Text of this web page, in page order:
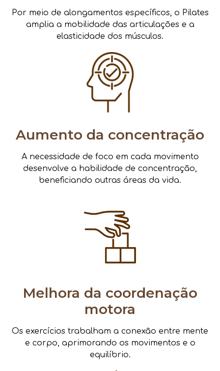
Por meio de alongamentos específicos, o Pilates
amplia a mobilidade das articulações e a
elasticidade dos músculos.
Aumento da concentração
A necessidade de foco em cada movimento
desenvolve a habilidade de concentração,
beneficiando outras áreas da vida.
Melhora da coordenação
motora
Os exercícios trabalham a conexão entre mente
e corpo, aprimorando os movimentos e o
equilíbrio.